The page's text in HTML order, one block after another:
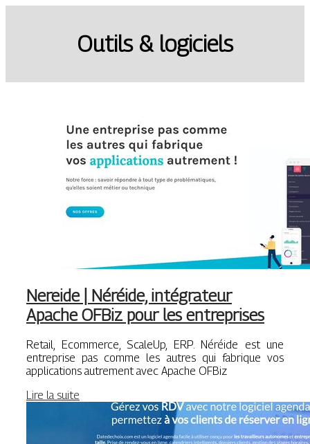
Outils & logiciels
Nereide | Néréide, intégrateur
Apache OFBiz pour les entreprises
Retail, Ecommerce, ScaleUp, ERP. Néréide est une
entreprise pas comme les autres qui fabrique vos
applications autrement avec Apache OFBiz
Lire la suite